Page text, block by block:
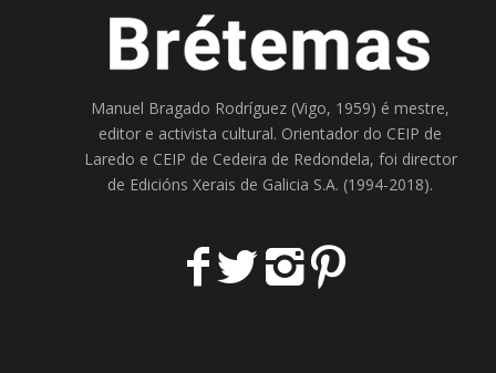
Manuel Bragado Rodríguez (Vigo, 1959) é mestre,
editor e activista cultural. Orientador do CEIP de
Laredo e CEIP de Cedeira de Redondela, foi director
de Edicións Xerais de Galicia S.A. (1994-2018).